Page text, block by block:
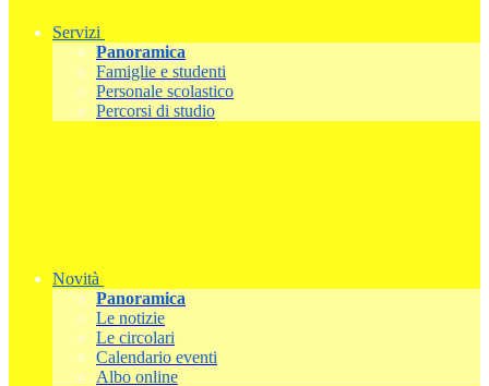
Servizi
Panoramica
Famiglie e studenti
Personale scolastico
Percorsi di studio
Novità
Panoramica
Le notizie
Le circolari
Calendario eventi
Albo online